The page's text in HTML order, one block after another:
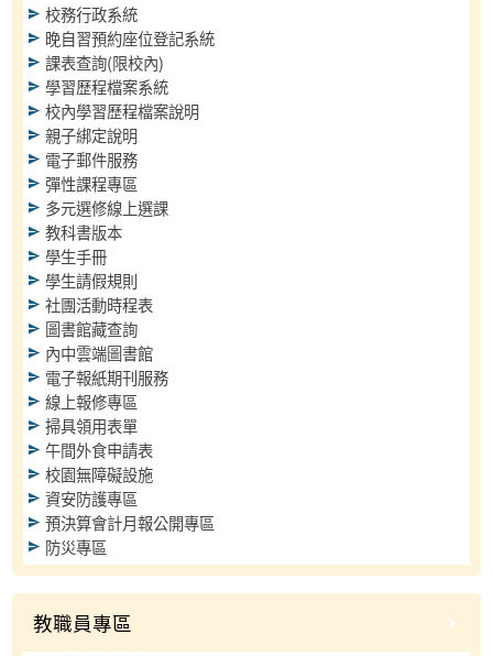
校務行政系統
晚自習預約座位登記系統
課表查詢(限校內)
學習歷程檔案系統
校內學習歷程檔案說明
親子綁定說明
電子郵件服務
彈性課程專區
多元選修線上選課
教科書版本
學生手冊
學生請假規則
社團活動時程表
圖書館藏查詢
內中雲端圖書館
電子報紙期刊服務
線上報修專區
掃具領用表單
午間外食申請表
校園無障礙設施
資安防護專區
預決算會計月報公開專區
防災專區
教職員專區